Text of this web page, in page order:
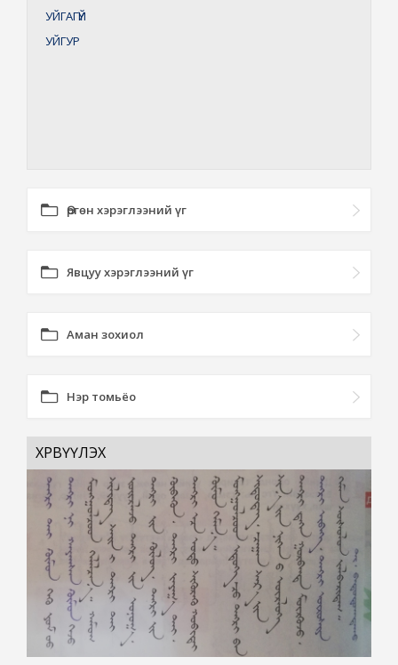
УЙГАГҮЙ
УЙГУР
Өргөн хэрэглээний үг
Явцуу хэрэглээний үг
Аман зохиол
Нэр томьёо
ХӨРВҮҮЛЭХ